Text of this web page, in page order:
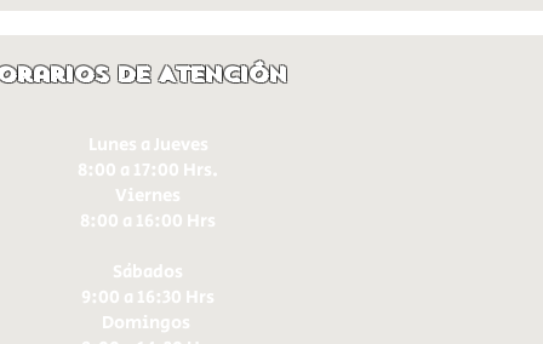
de Atención
Lunes a Jueves
8:00 a 17:00 Hrs.
Viernes
8:00 a 16:00 Hrs​
Sábados
9:00 a 16:30 Hrs
Domingos